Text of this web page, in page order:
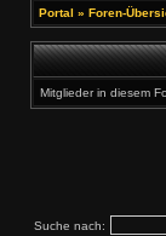
Portal » Foren-
Mitglieder in diesem
Suche nach: